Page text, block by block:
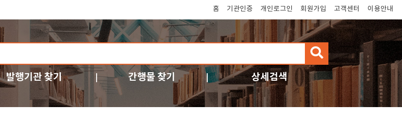
홈 기관인증 개인로그인 회원가입 고객센터 이용안내
검
색
발행기관 찾기 간행물 찾기 상세검색